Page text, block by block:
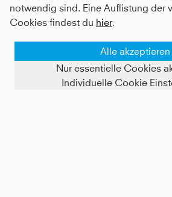
notwendig sind. Eine Auflistung der
Cookies findest du hier.
Alle akzeptieren
Nur essentielle Cookies
Individuelle Cookie